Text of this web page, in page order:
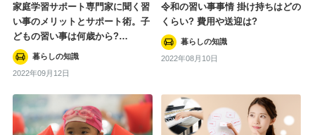
家庭学習サポート専門家に聞く習
い事のメリットとサポート術。子
どもの習い事は何歳から?…
暮らしの知識
2022年09月12日
令和の習い事事情 掛け持ちはどの
くらい? 費用や送迎は?
暮らしの知識
2022年08月10日